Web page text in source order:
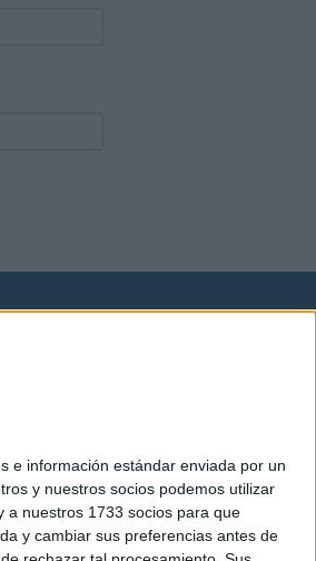
e información estándar enviada por un
y nuestros socios podemos utilizar
a nuestros 1733 socios para que
y cambiar sus preferencias antes de